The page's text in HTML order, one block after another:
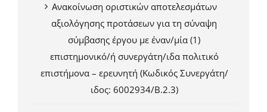
Ανακοίνωση οριστικών αποτελεσμάτων
αξιολόγησης προτάσεων για τη σύναψη
σύμβασης έργου με έναν/μία (1)
επιστημονικό/ή συνεργάτη/ιδα πολιτικό
επιστήμονα – ερευνητή (Κωδικός Συνεργάτη/
ιδος: 6002934/Β.2.3)